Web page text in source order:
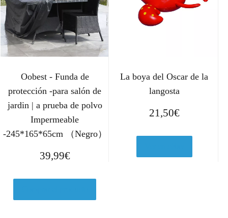
Oobest - Funda de
protección -para salón de
jardin | a prueba de polvo
Impermeable
-245*165*65cm （Negro）
39,99€
La boya del Oscar de la
langosta
21,50€